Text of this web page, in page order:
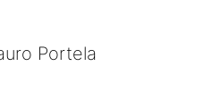
Portela